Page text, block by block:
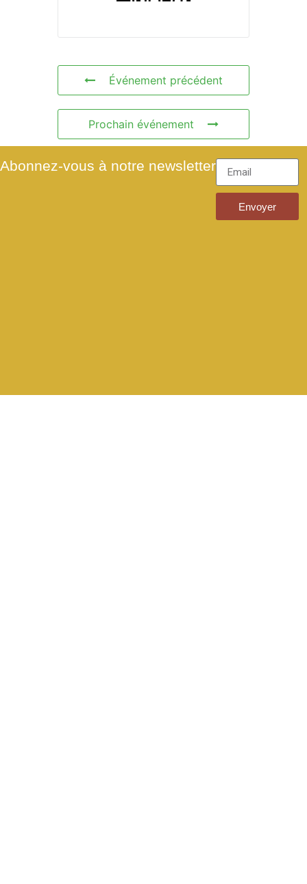
Événement précédent
Prochain événement
Abonnez-vous à notre newsletter
Envoyer